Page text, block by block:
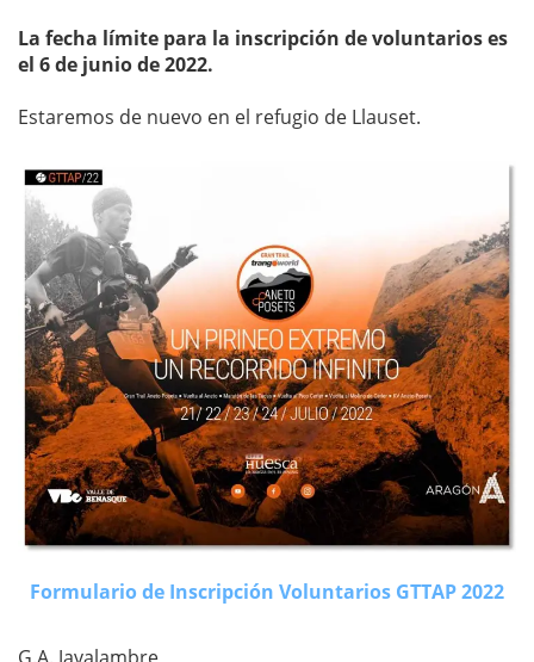
La fecha límite para la inscripción de voluntarios es
el 6 de junio de 2022.
Estaremos de nuevo en el refugio de Llauset.
Formulario de Inscripción Voluntarios GTTAP 2022